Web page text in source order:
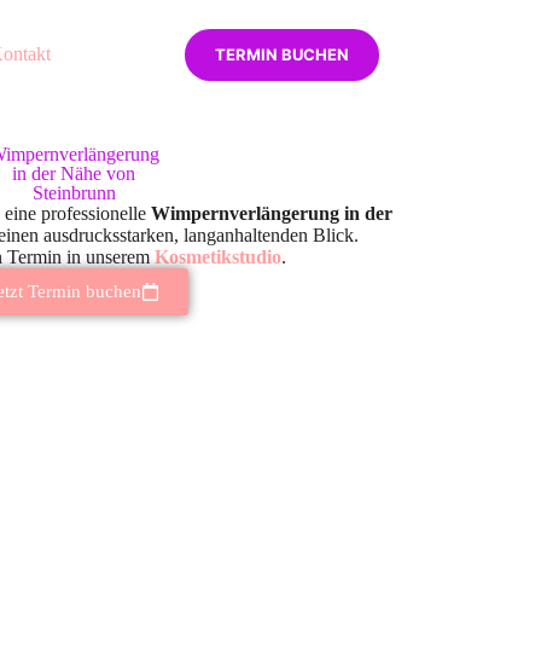
TERMIN BUCHEN
in der Nähe von
Steinbrunn
professionelle Wimpernverlängerung in der
ausdrucksstarken, langanhaltenden Blick.
Termin in unserem Kosmetikstudio.
Termin buchen